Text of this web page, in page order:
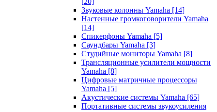
Звуковые колонны Yamaha [14]
Настенные громкоговорители Yamaha
[14]
Спикерфоны Yamaha [5]
Саундбары Yamaha [3]
Студийные мониторы Yamaha [8]
Трансляционные усилители мощности
Yamaha [8]
Цифровые матричные процессоры
Yamaha [5]
Акустические системы Yamaha [65]
Портативные системы звукоусиления